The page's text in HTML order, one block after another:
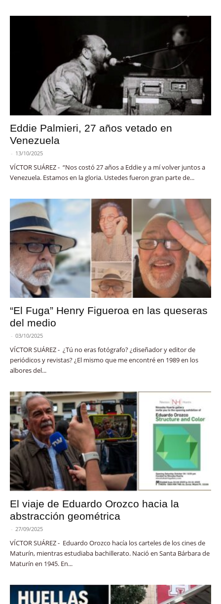
Eddie Palmieri, 27 años vetado en
Venezuela
- 13/10/2025
VÍCTOR SUÁREZ - “Nos costó 27 años a Eddie y a mí volver juntos a
Venezuela. Estamos en la gloria. Ustedes fueron gran parte de...
“El Fuga” Henry Figueroa en las queseras
del medio
- 03/10/2025
VÍCTOR SUÁREZ - ¿Tú no eras fotógrafo? ¿diseñador y editor de
periódicos y revistas? ¿El mismo que me encontré en 1989 en los
albores del...
El viaje de Eduardo Orozco hacia la
abstracción geométrica
- 27/09/2025
VÍCTOR SUÁREZ - Eduardo Orozco hacía los carteles de los cines de
Maturín, mientras estudiaba bachillerato. Nació en Santa Bárbara de
Maturín en 1945. En...